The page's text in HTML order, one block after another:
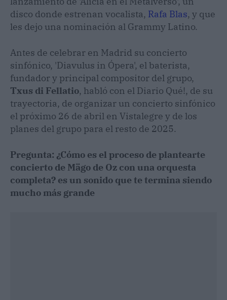
disco donde estrenan vocalista, Rafa Blas, y que
les dejo una nominación al Grammy Latino.
Antes de celebrar en Madrid su concierto
sinfónico, 'Diavulus in Ópera', el baterista,
fundador y principal compositor del grupo,
Txus di Fellatio, habló con el Diario Qué!, de su
trayectoria, de organizar un concierto sinfónico
el próximo 26 de abril en Vistalegre y de los
planes del grupo para el resto de 2025.
Pregunta: ¿Cómo es el proceso de plantearte
concierto de Mägo de Oz con una orquesta
completa? es un sonido que te termina siendo
mucho más grande